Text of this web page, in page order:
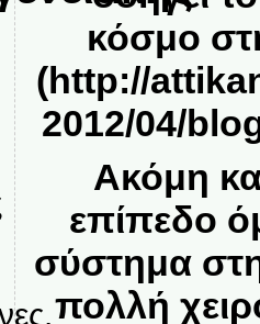
κόσμο
(http://
2012/04/
Ακόμη
επίπεδο
σύστημα
πολλή